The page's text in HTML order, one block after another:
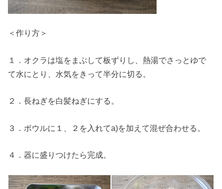
＜作り方＞
１．オクラは塩をまぶして板ずりし、熱湯でさっとゆで
て水にとり、水気をきって半分に切る。
２．長ねぎを白髪ねぎにする。
３．ボウルに１、２を入れてa)を加えて混ぜ合わせる。
４．器に盛りつけたら完成。